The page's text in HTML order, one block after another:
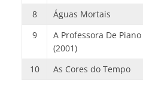
8
Águas Mortais
9
A Professora De Piano
(2001)
10 As Cores do Tempo